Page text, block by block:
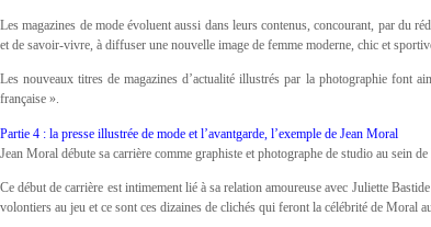
Les magazines de mode évoluent aussi dans leurs contenus, concourant, par du
et de savoir-vivre, à diffuser une nouvelle image de femme moderne, chic et
Les nouveaux titres de magazines d’actualité illustrés par la photographie font
française ».
Partie 4 : la presse illustrée de mode et l’avantgarde, l’exemple de Jean Moral
Jean Moral débute sa carrière comme graphiste et photographe de studio au sein
Ce début de carrière est intimement lié à sa relation amoureuse avec Juliette
volontiers au jeu et ce sont ces dizaines de clichés qui feront la célébrité de Moral